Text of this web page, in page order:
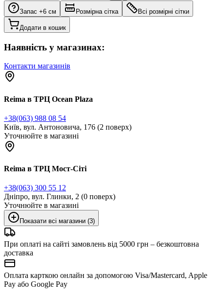
Запас +6 см Розмірна сітка Всі розмірні сітки
Додати в кошик
Наявність у магазинах:
Контакти магазинів
Reima в ТРЦ Ocean Plaza
+38(063) 988 08 54
Київ, вул. Антоновича, 176 (2 поверх)
Уточнюйте в магазині
Reima в ТРЦ Мост-Сіті
+38(063) 300 55 12
Дніпро, вул. Глинки, 2 (0 поверх)
Уточнюйте в магазині
Показати всі магазини (3)
При оплаті на сайті замовлень від 5000 грн – безкоштовна
доставка
Оплата карткою онлайн за допомогою Visa/Mastercard, Apple
Pay або Google Pay